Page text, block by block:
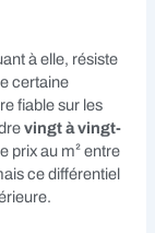
à elle, résiste
certaine
fiable sur les
vingt à vingt-
prix au m² entre
ce différentiel